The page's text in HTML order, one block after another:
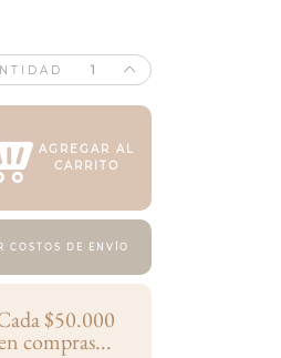
AGREGAR AL
CARRITO
COSTOS DE ENVÍO
$50.000
compras...